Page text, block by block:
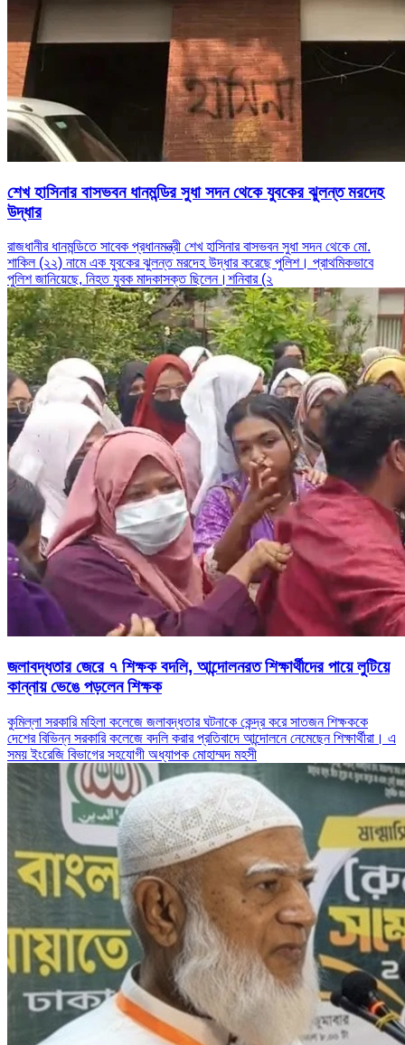
শেখ হাসিনার বাসভবন ধানমন্ডির সুধা সদন থেকে যুবকের ঝুলন্ত মরদেহ
উদ্ধার
রাজধানীর ধানমন্ডিতে সাবেক প্রধানমন্ত্রী শেখ হাসিনার বাসভবন সুধা সদন থেকে মো.
শাকিল (২২) নামে এক যুবকের ঝুলন্ত মরদেহ উদ্ধার করেছে পুলিশ। প্রাথমিকভাবে
পুলিশ জানিয়েছে, নিহত যুবক মাদকাসক্ত ছিলেন।শনিবার (২
জলাবদ্ধতার জেরে ৭ শিক্ষক বদলি, আন্দোলনরত শিক্ষার্থীদের পায়ে লুটিয়ে
কান্নায় ভেঙে পড়লেন শিক্ষক
কুমিল্লা সরকারি মহিলা কলেজে জলাবদ্ধতার ঘটনাকে কেন্দ্র করে সাতজন শিক্ষককে
দেশের বিভিন্ন সরকারি কলেজে বদলি করার প্রতিবাদে আন্দোলনে নেমেছেন শিক্ষার্থীরা। এ
সময় ইংরেজি বিভাগের সহযোগী অধ্যাপক মোহাম্মদ মহসী